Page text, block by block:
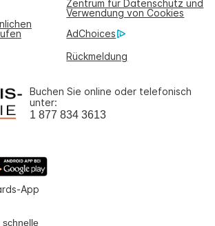
Zentrum für Datenschutz und
Verwendung von Cookies
AdChoices
Rückmeldung
Buchen Sie online oder telefonisch
unter:
1 877 834 3613
App